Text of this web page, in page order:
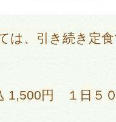
は、引き続き定
円 １日５